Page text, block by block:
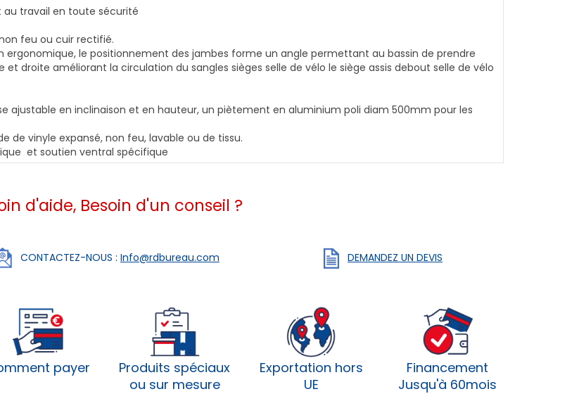
au travail en toute sécurité
feu ou cuir rectifié.
ergonomique, le positionnement des jambes forme un angle permettant au bassin de prendre
et droite améliorant la circulation du sangles sièges selle de vélo le siège assis debout selle de vélo
ajustable en inclinaison et en hauteur, un piètement en aluminium poli diam 500mm pour les
de vinyle expansé, non feu, lavable ou de tissu.
et soutien ventral spécifique
d'aide, Besoin d'un conseil ?
CONTACTEZ-NOUS : Info@rdbureau.com DEMANDEZ UN DEVIS
payer
Produits spéciaux
ou sur mesure
Exportation hors
UE
Financement
Jusqu'à 60mois